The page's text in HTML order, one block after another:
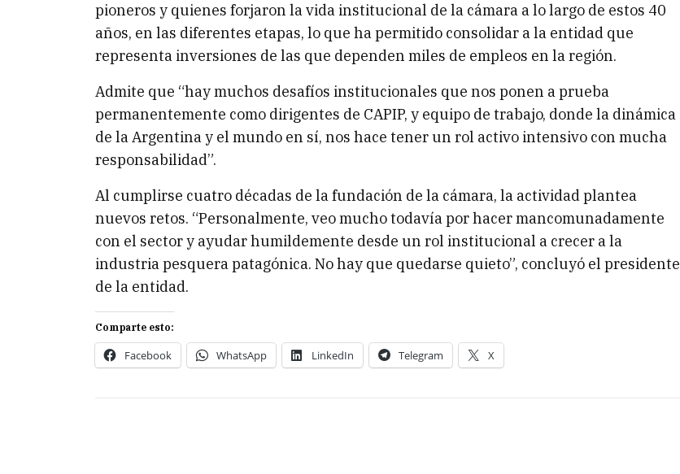
pioneros y quienes forjaron la vida institucional de la cámara a lo largo de estos 40
años, en las diferentes etapas, lo que ha permitido consolidar a la entidad que
representa inversiones de las que dependen miles de empleos en la región.
Admite que “hay muchos desafíos institucionales que nos ponen a prueba
permanentemente como dirigentes de CAPIP, y equipo de trabajo, donde la dinámica
de la Argentina y el mundo en sí, nos hace tener un rol activo intensivo con mucha
responsabilidad”.
Al cumplirse cuatro décadas de la fundación de la cámara, la actividad plantea
nuevos retos. “Personalmente, veo mucho todavía por hacer mancomunadamente
con el sector y ayudar humildemente desde un rol institucional a crecer a la
industria pesquera patagónica. No hay que quedarse quieto”, concluyó el presidente
de la entidad.
Comparte esto:
Facebook WhatsApp LinkedIn Telegram X